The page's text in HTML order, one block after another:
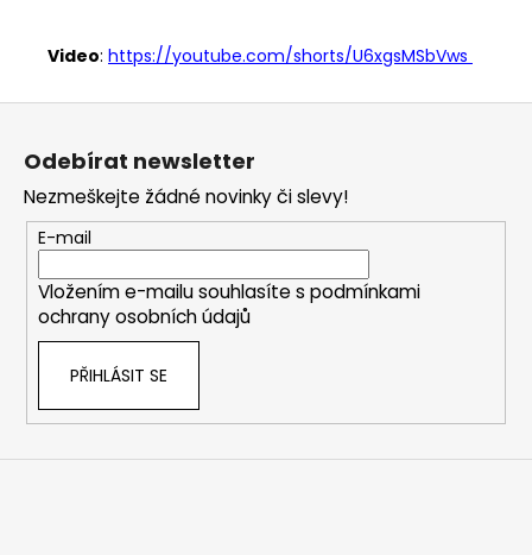
Video: https://youtube.com/shorts/U6xgsMSbVws
Z
Odebírat newsletter
Nezmeškejte žádné novinky či slevy!
E-mail
Vložením e-mailu souhlasíte s podmínkami
ochrany osobních údajů
PŘIHLÁSIT SE